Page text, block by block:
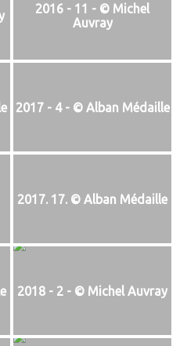
2016 - 11 - © Michel
Auvray
2017 - 4 - © Alban Médaille
2017. 17. © Alban Médaille
2018 - 2 - © Michel Auvray